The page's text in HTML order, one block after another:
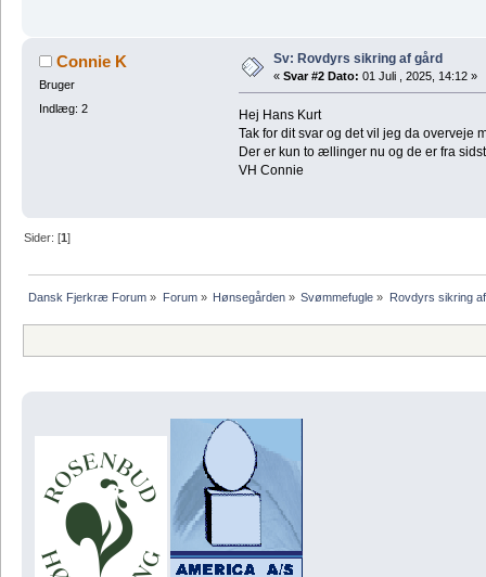
Connie K
Bruger
Indlæg: 2
Sv: Rovdyrs sikring af gård
« Svar #2 Dato: 01 Juli , 2025, 14:12 »
Hej Hans Kurt
Tak for dit svar og det vil jeg da overveje
Der er kun to ællinger nu og de er fra
VH Connie
Sider: [1]
Dansk Fjerkræ Forum » Forum» Hønsegården» Svømmefugle » Rovdyrs sikring